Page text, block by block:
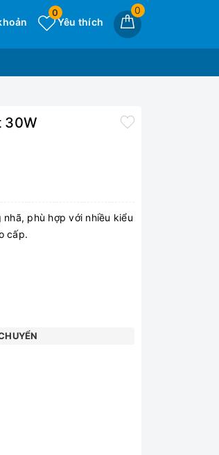
0
Yêu thích
0
30W
phù hợp với nhiều kiểu
cấp.